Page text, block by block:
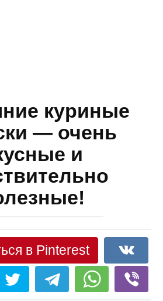
куриные
— очень
и
в Pinterest